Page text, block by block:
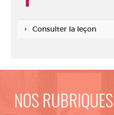
Consulter la leçon
NOS RUBRIQUES